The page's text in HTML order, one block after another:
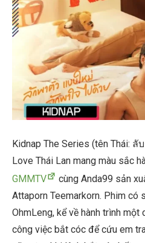
Kidnap The Series (tên Thái:
Love Thái Lan mang màu sắc
GMMTV
cùng Anda99 sản
Attaporn Teemarkorn. Phim có
OhmLeng, kể về hành trình một
công việc bắt cóc để cứu em